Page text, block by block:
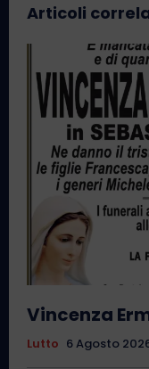
Articoli
Vincenza
Lutto 6 Agosto